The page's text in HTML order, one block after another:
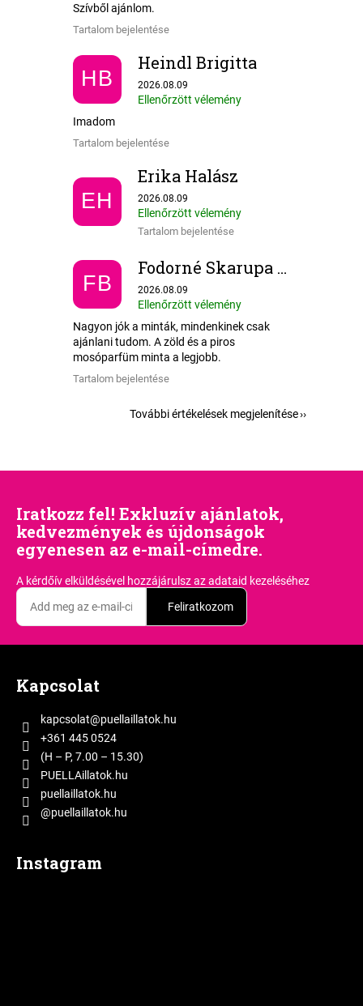
Szívből ajánlom.
Tartalom bejelentése
HB
Heindl Brigitta
Az áruház értékelése 5-ből 5 csillag.
2026.08.09
Ellenőrzött vélemény
Imadom
Tartalom bejelentése
EH
Erika Halász
Az áruház értékelése 5-ből 5 csillag.
2026.08.09
Ellenőrzött vélemény
Tartalom bejelentése
FB
Fodorné Skarupa Borbála
Az áruház értékelése 5-ből 5 csillag.
2026.08.09
Ellenőrzött vélemény
Nagyon jók a minták, mindenkinek csak
ajánlani tudom. A zöld és a piros
mosóparfüm minta a legjobb.
Tartalom bejelentése
További értékelések megjelenítése
Iratkozz fel! Exkluzív ajánlatok,
kedvezmények és újdonságok
egyenesen az e-mail-címedre.
A kérdőív elküldésével hozzájárulszaz adataid kezeléséhez
Feliratkozom
Kapcsolat
kapcsolat@puellaillatok.hu
+361 445 0524
(H – P, 7.00 – 15.30)
PUELLAillatok.hu
puellaillatok.hu
@puellaillatok.hu
Instagram